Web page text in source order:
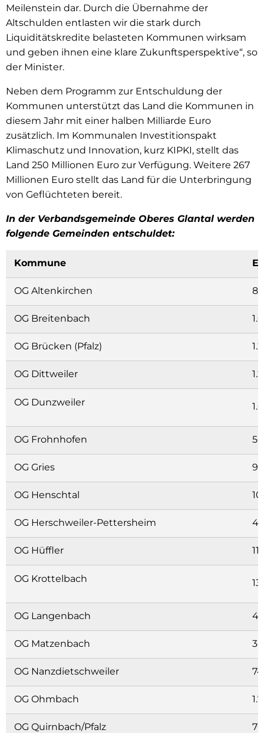
Meilenstein dar. Durch die Übernahme der
Altschulden entlasten wir die stark durch
Liquiditätskredite belasteten Kommunen wirksam
und geben ihnen eine klare Zukunftsperspektive“, so
der Minister.
Neben dem Programm zur Entschuldung der
Kommunen unterstützt das Land die Kommunen in
diesem Jahr mit einer halben Milliarde Euro
zusätzlich. Im Kommunalen Investitionspakt
Klimaschutz und Innovation, kurz KIPKI, stellt das
Land 250 Millionen Euro zur Verfügung. Weitere 267
Millionen Euro stellt das Land für die Unterbringung
von Geflüchteten bereit.
In der Verbandsgemeinde Oberes Glantal werden
folgende Gemeinden entschuldet:
Kommune
OG Altenkirchen
OG Breitenbach
OG Brücken (Pfalz)
OG Dittweiler
OG Dunzweiler
OG Frohnhofen
OG Gries
OG Henschtal
OG Herschweiler-Pettersheim
OG Hüffler
OG Krottelbach
OG Langenbach
OG Matzenbach
OG Nanzdietschweiler
OG Ohmbach
OG Quirnbach/Pfalz